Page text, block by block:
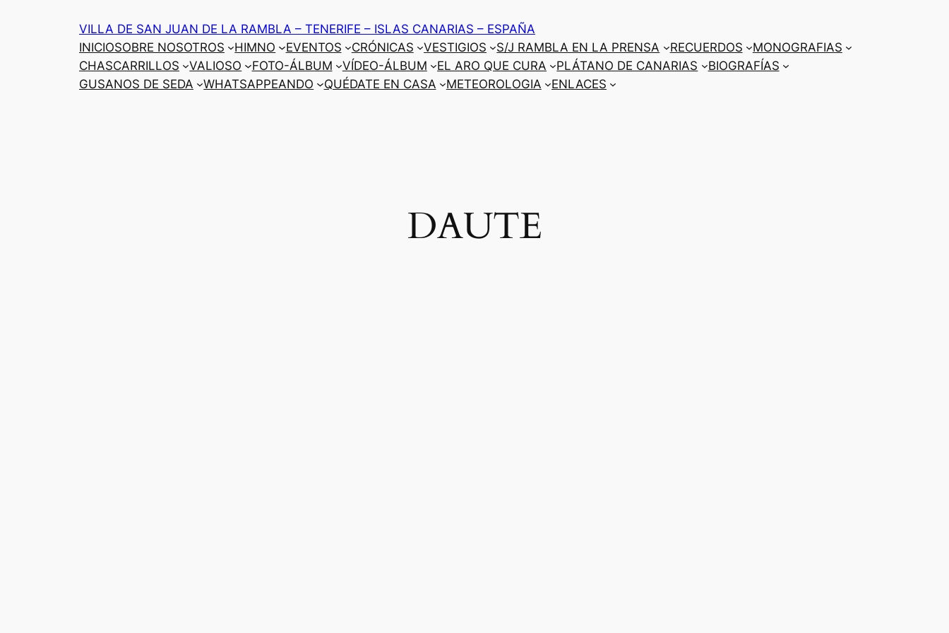
VILLA DE SAN JUAN DE LA RAMBLA – TENERIFE – ISLAS CANARIAS – ESPAÑA
INICIOSOBRE NOSOTROS HIMNO EVENTOS CRÓNICAS VESTIGIOS S/J RAMBLA EN LA PRENSA RECUERDOS
MONOGRAFIAS
CHASCARRILLOS
VALIOSO FOTO-ÁLBUM VÍDEO-ÁLBUM EL ARO QUE CURA PLÁTANO DE CANARIAS
BIOGRAFÍAS
GUSANOS DE SEDA
WHATSAPPEANDO QUÉDATE EN CASA METEOROLOGIA ENLACES
DAUTE